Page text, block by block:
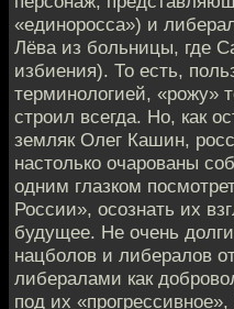
«единоросса») и
Лёва из больницы, где
избиения). То есть,
терминологией, «рожу»
строил всегда. Но, как
земляк Олег Кашин,
настолько очарованы
одним глазком
России», осознать их
будущее. Не очень
нацболов и либералов
либералами как
под их